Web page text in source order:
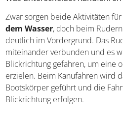
Zwar sorgen beide Aktivitäten für
dem Wasser, doch beim
deutlich im Vordergrund. Das
miteinander verbunden und es
Blickrichtung gefahren, um eine
zu erzielen. Beim Kanufahren
vom Bootskörper geführt und die